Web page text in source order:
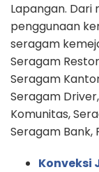
Lapangan.
penggunaan
seragam
Seragam
Seragam
Seragam
Komunitas,
Seragam Bank,
Konveksi